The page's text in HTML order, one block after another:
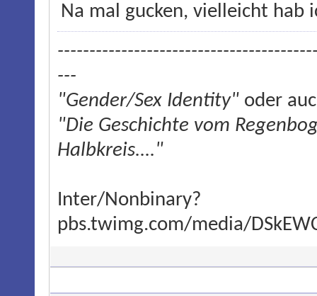
Na mal gucken, vielleicht hab
---
"Gender/Sex Identity" oder
"Die Geschichte vom
Halbkreis...."
Inter/Nonbinary?
pbs.twimg.com/media/